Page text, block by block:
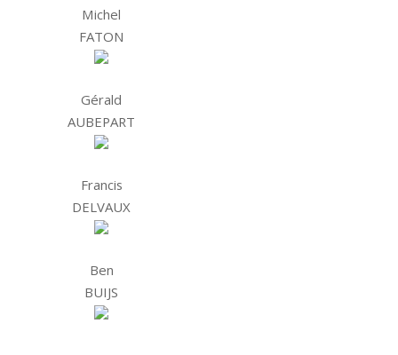
Michel
FATON
Gérald
AUBEPART
Francis
DELVAUX
Ben
BUIJS